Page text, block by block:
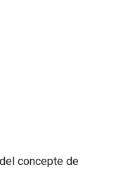
concepte de